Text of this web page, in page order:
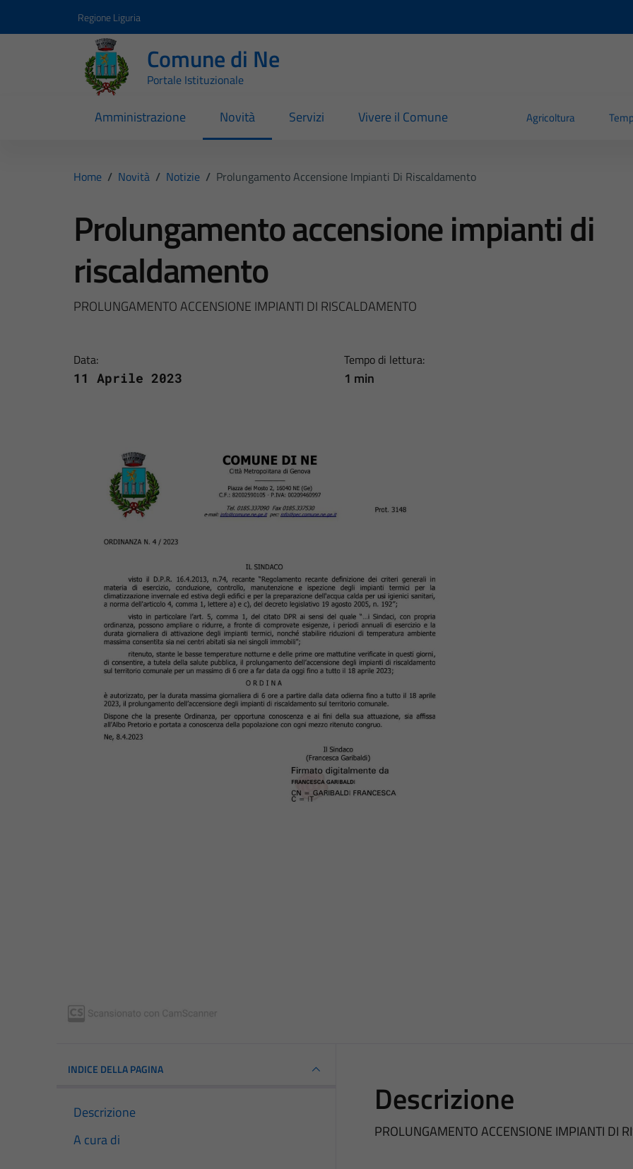
Regione Liguria
Comune di Ne
Portale Istituzionale
Amministrazione Novità Servizi Vivere il Comune Agricoltura
Home / Novità / Notizie / Prolungamento Accensione Impianti Di Riscaldamento
Prolungamento accensione impianti di
riscaldamento
PROLUNGAMENTO ACCENSIONE IMPIANTI DI RISCALDAMENTO
Data:
11 Aprile 2023
Tempo di lettura:
1 min
INDICE DELLA PAGINA
Descrizione
A cura di
Descrizione
PROLUNGAMENTO ACCENSIONE IMPIANTI DI